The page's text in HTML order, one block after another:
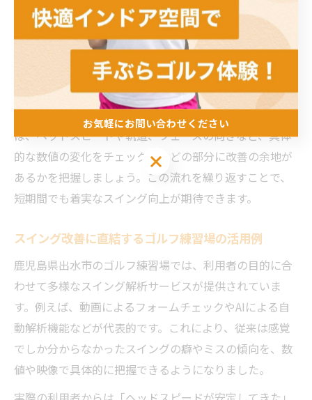
練習場では、最新の解析設備が導入されていることが多
く、初めて利用する方でも分かりやすくサポートしても
らえるケースが増えています。
解析後は、得られた数値や映像データを元に自分のスイ
ングフォームを客観的に見直すことが大切です。例え
ば、ヘッドスピードや軌道、フェースの向きなど、具体
的な数値の変化をチェックし、どの部分に改善の余地が
あるかを把握しましょう。この流れを繰り返すことで、
短期間でも着実なスイング向上が期待できます。
スイング改善に直結するゴルフ練習場の活用例
鹿児島県出水市のゴルフ練習場では、利用者の目的に合
わせて多様なスイング解析サービスが提供されていま
す。例えば、動画によるフォームチェックやAIによる自
動解析機能などが代表的です。これにより、従来は感覚
でしか分からなかったスイングの癖やミスの傾向を、数
値や映像で具体的に把握できるようになりました。
お気軽にお問い合わせください
お気軽にお問い合わせください